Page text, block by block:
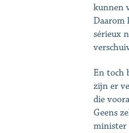
kunnen
Daarom
sérieux
En toch
zijn er
die
Geens
minister